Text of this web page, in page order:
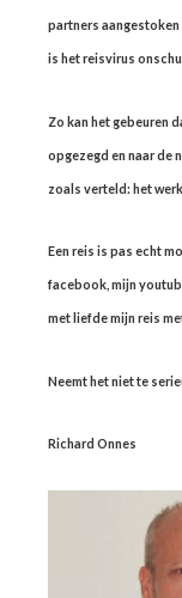
partners
is het reisvirus
Zo kan het gebeuren
opgezegd en naar de
zoals verteld: het
Een reis is pas echt
facebook, mijn
met liefde mijn reis
Neemt het niet te
Richard Onnes